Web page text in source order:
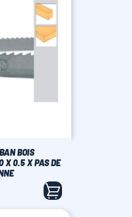
BOIS
X 0.5 X PAS DE